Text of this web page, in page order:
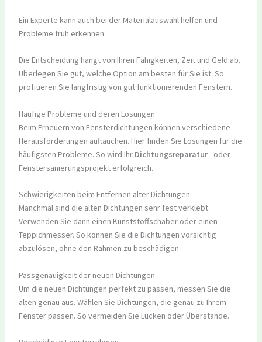
Ein Experte kann auch bei der Materialauswahl helfen und
Probleme früh erkennen.
Die Entscheidung hängt von Ihren Fähigkeiten, Zeit und Geld ab.
Überlegen Sie gut, welche Option am besten für Sie ist. So
profitieren Sie langfristig von gut funktionierenden Fenstern.
Häufige Probleme und deren Lösungen
Beim Erneuern von Fensterdichtungen können verschiedene
Herausforderungen auftauchen. Hier finden Sie Lösungen für die
häufigsten Probleme. So wird Ihr Dichtungsreparatur– oder
Fenstersanierungsprojekt erfolgreich.
Schwierigkeiten beim Entfernen alter Dichtungen
Manchmal sind die alten Dichtungen sehr fest verklebt.
Verwenden Sie dann einen Kunststoffschaber oder einen
Teppichmesser. So können Sie die Dichtungen vorsichtig
abzulösen, ohne den Rahmen zu beschädigen.
Passgenauigkeit der neuen Dichtungen
Um die neuen Dichtungen perfekt zu passen, messen Sie die
alten genau aus. Wählen Sie Dichtungen, die genau zu Ihrem
Fenster passen. So vermeiden Sie Lücken oder Überstände.